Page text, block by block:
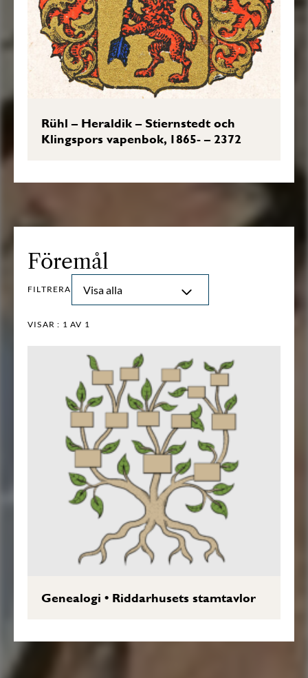
Rühl – Heraldik – Stiernstedt och
Klingspors vapenbok, 1865- – 2372
Föremål
FILTRERA Visa alla
VISAR : 1 AV 1
Genealogi • Riddarhusets stamtavlor